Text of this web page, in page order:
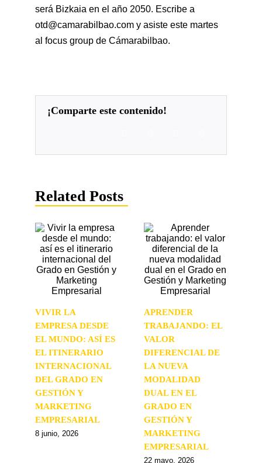
será Bizkaia en el año 2050. Escribe a
otd@camarabilbao.com y asiste este martes
al focus group de Cámarabilbao.
¡comparte este contenido!
Related Posts
VIVIR LA
EMPRESA DESDE
EL MUNDO: ASÍ ES
EL ITINERARIO
INTERNACIONAL
DEL GRADO EN
GESTIÓN Y
MARKETING
EMPRESARIAL
8 junio, 2026
APRENDER
TRABAJANDO: EL
VALOR
DIFERENCIAL DE
LA NUEVA
MODALIDAD
DUAL EN EL
GRADO EN
GESTIÓN Y
MARKETING
EMPRESARIAL
22 mayo, 2026